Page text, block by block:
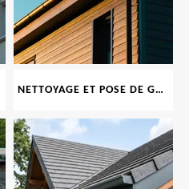
NETTOYAGE ET POSE DE GOUTTIÈRE 69